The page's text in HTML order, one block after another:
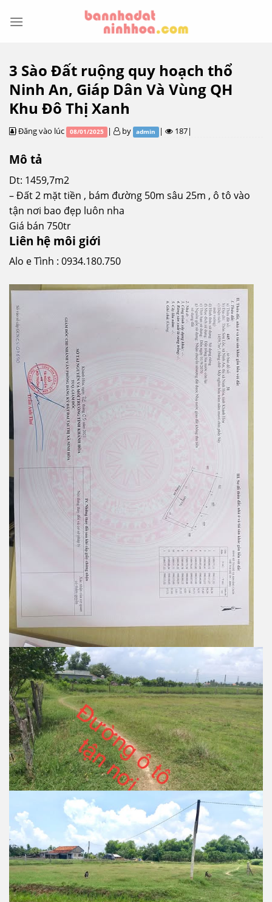
3 Sào Đất ruộng quy hoạch thổ
Ninh An, Giáp Dân Và Vùng QH
Khu Đô Thị Xanh
Đăng vào lúc 08/01/2025 | by admin | 187|
Mô tả
Dt: 1459,7m2
– Đất 2 mặt tiền , bám đường 50m sâu 25m , ô tô vào
tận nơi bao đẹp luôn nha
Giá bán 750tr
Liên hệ môi giới
Alo e Tình : 0934.180.750